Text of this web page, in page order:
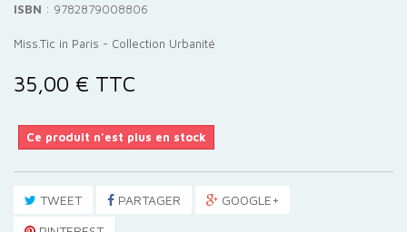
ISBN : 9782879008806
Miss.Tic in Paris - Collection Urbanité
35,00 € TTC
Ce produit n'est plus en stock
TWEET PARTAGER
GOOGLE+